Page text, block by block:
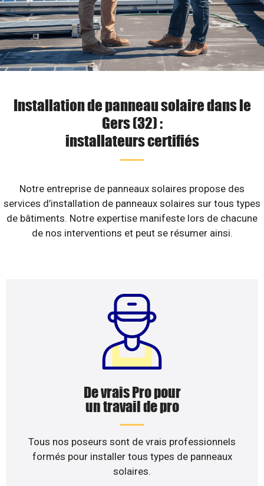
Installation de panneau solaire dans le
Gers (32) :
installateurs certifiés
Notre entreprise de panneaux solaires propose des
services d’installation de panneaux solaires sur tous types
de bâtiments. Notre expertise manifeste lors de chacune
de nos interventions et peut se résumer ainsi.
De vrais Pro pour
un travail de pro
Tous nos poseurs sont de vrais professionnels
formés pour installer tous types de panneaux
solaires.